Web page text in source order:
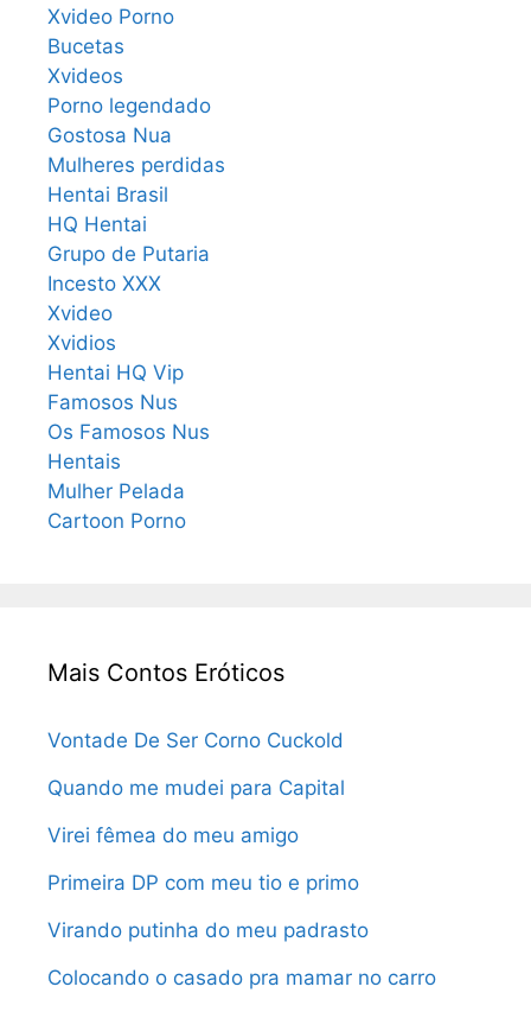
Xvideo Porno
Bucetas
Xvideos
Porno legendado
Gostosa Nua
Mulheres perdidas
Hentai Brasil
HQ Hentai
Grupo de Putaria
Incesto XXX
Xvideo
Xvidios
Hentai HQ Vip
Famosos Nus
Os Famosos Nus
Hentais
Mulher Pelada
Cartoon Porno
Mais Contos Eróticos
Vontade De Ser Corno Cuckold
Quando me mudei para Capital
Virei fêmea do meu amigo
Primeira DP com meu tio e primo
Virando putinha do meu padrasto
Colocando o casado pra mamar no carro